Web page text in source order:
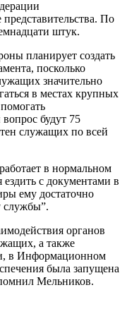
По
штук.
планирует создать
посколько
значительно
в местах крупных
будут 75
служащих по всей
в нормальном
с документами в
ему достаточно
службы”.
органов
а также
в Информационном
была запущена
Мельников.